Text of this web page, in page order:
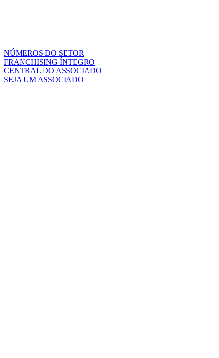
NÚMEROS DO SETOR
FRANCHISING ÍNTEGRO
CENTRAL DO ASSOCIADO
SEJA UM ASSOCIADO